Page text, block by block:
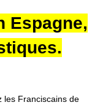
Espagne,
les Franciscains de